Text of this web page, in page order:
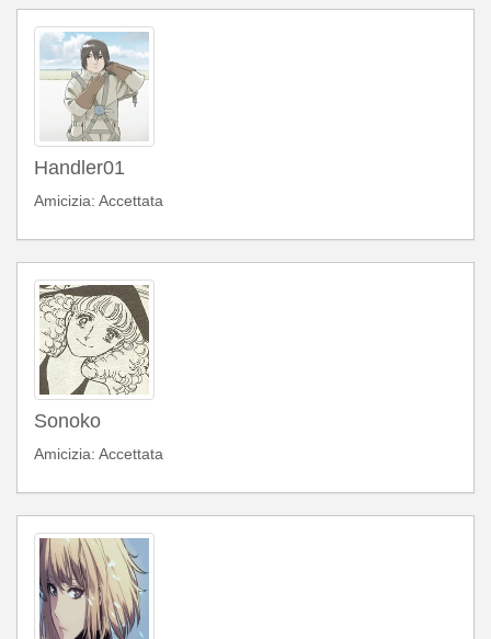
Handler01
Amicizia: Accettata
Sonoko
Amicizia: Accettata